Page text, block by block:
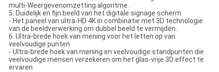
multi-Weergevenomzetting algoritme.
5. Duidelijk en fijn beeld van het digitale signage scherm
- Het paneel van ultra-HD 4K in combinatie met 3D technologie
van de beeldverwerking om dubbel beeld te vermijden.
6. Ultra-brede hoek van mening voor het letten op van
veelvoudige punten
- Ultra-brede hoek van mening en veelvoudige standpunten die
veelvoudige mensen verzekeren om het glas-vrije 3D effect te
ervaren.